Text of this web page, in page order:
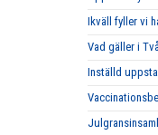
Ikväll fyller vi
Vad gäller i
Inställd